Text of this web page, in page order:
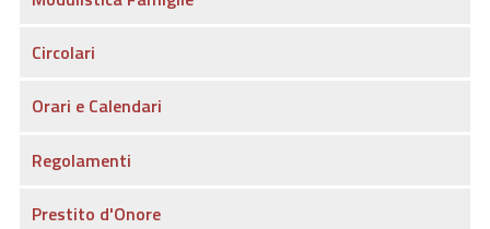
Circolari
Orari e Calendari
Regolamenti
Prestito d'Onore